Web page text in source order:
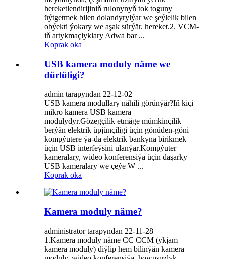
hereketlendirijiniň rulonynyň tok toguny
üýtgetmek bilen dolandyrylýar we şeýlelik bilen
obýekti ýokary we aşak sürýär. hereket.2. VCM-
iň artykmaçlyklary Adwa bar ...
Koprak oka
USB kamera moduly näme we
dürlüligi?
admin tarapyndan 22-12-02
USB kamera modullary nähili görünýär?Iň kiçi
mikro kamera USB kamera
modulydyr.Gözegçilik etmäge mümkinçilik
berýän elektrik üpjünçiligi üçin gönüden-göni
kompýutere ýa-da elektrik bankyna birikmek
üçin USB interfeýsini ulanýar.Kompýuter
kameralary, wideo konferensiýa üçin daşarky
USB kameralary we çeýe W ...
Koprak oka
Kamera moduly näme?
administrator tarapyndan 22-11-28
1.Kamera moduly näme CC CCM (ykjam
kamera moduly) diýlip hem bilinýän kamera